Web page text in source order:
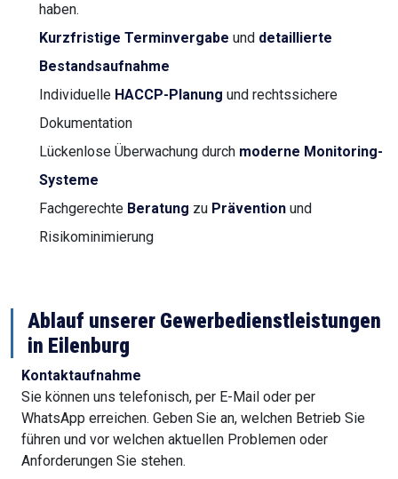
haben.
Kurzfristige Terminvergabe und detaillierte
Bestandsaufnahme
Individuelle HACCP-Planung und rechtssichere
Dokumentation
Lückenlose Überwachung durch moderne Monitoring-
Systeme
Fachgerechte Beratung zu Prävention und
Risikominimierung
Ablauf unserer Gewerbedienstleistungen
in Eilenburg
Kontaktaufnahme
Sie können uns telefonisch, per E-Mail oder per
WhatsApp erreichen. Geben Sie an, welchen Betrieb Sie
führen und vor welchen aktuellen Problemen oder
Anforderungen Sie stehen.